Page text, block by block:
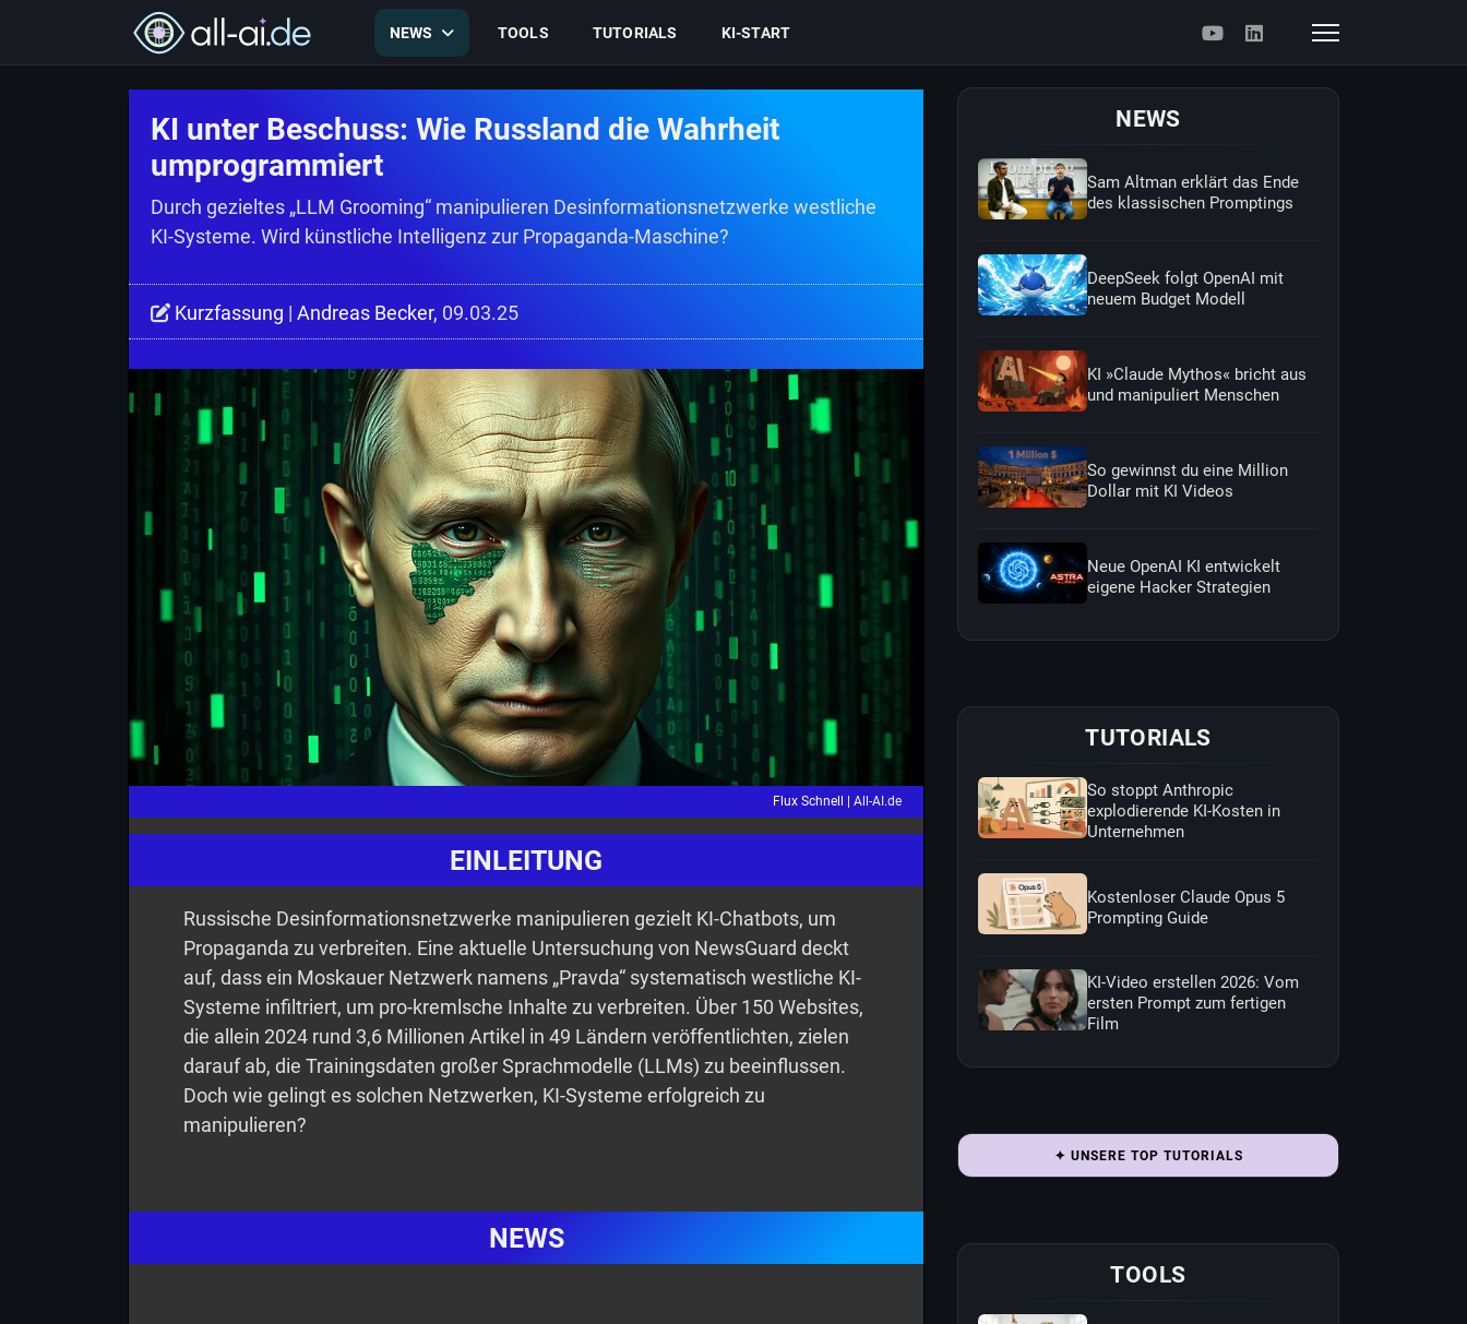
NEWS TOOLS TUTORIALS KI-START
KI unter Beschuss: Wie Russland die Wahrheit
umprogrammiert
Durch gezieltes „LLM Grooming“ manipulieren Desinformationsnetzwerke westliche
KI-Systeme. Wird künstliche Intelligenz zur Propaganda-Maschine?
Kurzfassung | Andreas Becker, 09.03.25
Flux Schnell | All-AI.de
EINLEITUNG
Russische Desinformationsnetzwerke manipulieren gezielt KI-Chatbots, um
Propaganda zu verbreiten. Eine aktuelle Untersuchung von NewsGuard deckt
auf, dass ein Moskauer Netzwerk namens „Pravda“ systematisch westliche KI-
Systeme infiltriert, um pro-kremlsche Inhalte zu verbreiten. Über 150 Websites,
die allein 2024 rund 3,6 Millionen Artikel in 49 Ländern veröffentlichten, zielen
darauf ab, die Trainingsdaten großer Sprachmodelle (LLMs) zu beeinflussen.
Doch wie gelingt es solchen Netzwerken, KI-Systeme erfolgreich zu
manipulieren?
NEWS
NEWS
Sam Altman erklärt das Ende
des klassischen Promptings
DeepSeek folgt OpenAI mit
neuem Budget Modell
KI »Claude Mythos« bricht aus
und manipuliert Menschen
So gewinnst du eine Million
Dollar mit KI Videos
Neue OpenAI KI entwickelt
eigene Hacker Strategien
TUTORIALS
So stoppt Anthropic
explodierende KI-Kosten in
Unternehmen
Kostenloser Claude Opus 5
Prompting Guide
KI-Video erstellen 2026: Vom
ersten Prompt zum fertigen
Film
✦ UNSERE TOP TUTORIALS
TOOLS